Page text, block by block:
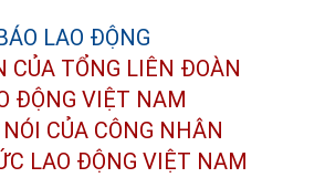
CỦA TỔNG LIÊN ĐOÀN
ĐỘNG VIỆT NAM
CỦA CÔNG NHÂN
LAO ĐỘNG VIỆT NAM